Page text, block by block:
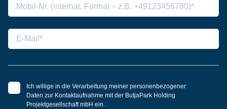
Ich willige in die Verarbeitung meiner personenbezogener
Daten zur Kontaktaufnahme mit der ButjaPark Holding
Projektgesellschaft mbH ein.